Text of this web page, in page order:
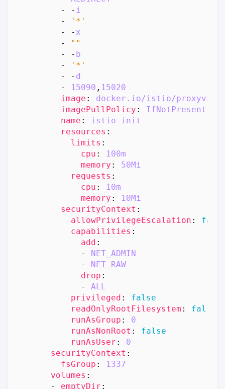
- - i
-
'*'
- - x
- ""
- - b
-
'*'
- - d
- 15090 , 15020
image :
docker.io/istio/
imagePullPolicy :
IfNotPresent
name :
istio-init
resources :
limits :
cpu :
100m
memory :
50Mi
requests :
cpu :
10m
memory :
10Mi
securityContext :
allowPrivilegeEscalation :
capabilities :
add :
- NET_ADMIN
- NET_RAW
drop :
- ALL
privileged :
false
readOnlyRootFilesystem :
false
runAsGroup :
0
runAsNonRoot :
false
runAsUser :
0
securityContext :
fsGroup :
1337
volumes :
- emptyDir :